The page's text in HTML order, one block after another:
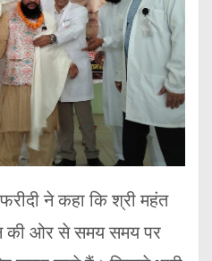
ने कहा कि श्री महंत
की ओर से समय समय पर